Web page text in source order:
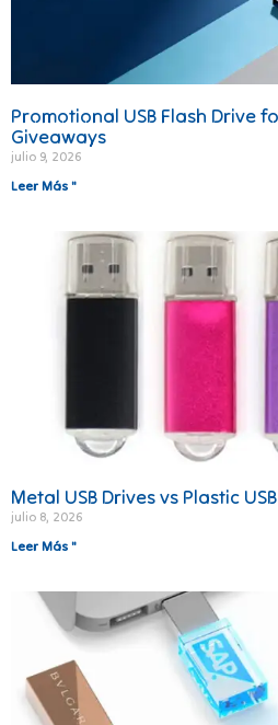
Promotional USB Flash Drive
Giveaways
julio 9, 2026
Leer Más "
Metal USB Drives vs Plastic
julio 8, 2026
Leer Más "